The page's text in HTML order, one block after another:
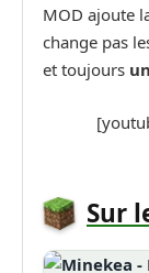
MOD ajoute
change pas
et toujours
Sur